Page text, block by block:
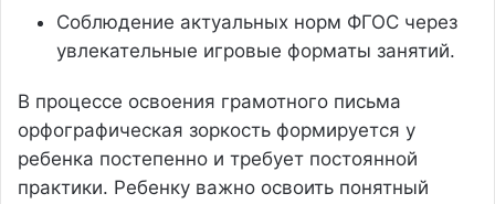
Соблюдение актуальных норм ФГОС через
увлекательные игровые форматы занятий.
В процессе освоения грамотного письма
орфографическая зоркость формируется у
ребенка постепенно и требует постоянной
практики. Ребенку важно освоить понятный